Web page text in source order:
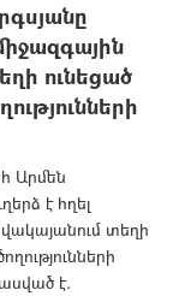
ունեցած
Արմեն
է հղել
տեղի
է.